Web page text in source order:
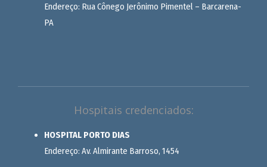
Endereço: Rua Cônego Jerônimo Pimentel – Barcarena-
PA
Hospitais credenciados:
HOSPITAL PORTO DIAS
Endereço: Av. Almirante Barroso, 1454